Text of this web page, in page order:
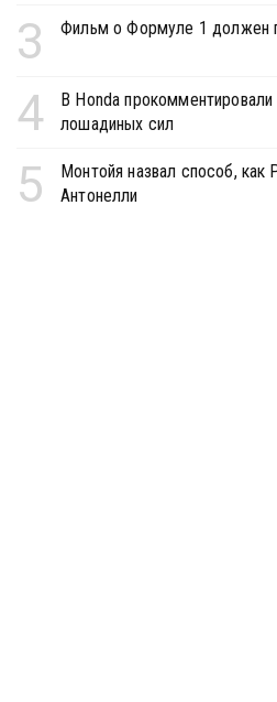
3 Фильм о Формуле 1 должен
4
В Honda
лошадиных сил
5
Монтойя назвал способ,
Антонелли